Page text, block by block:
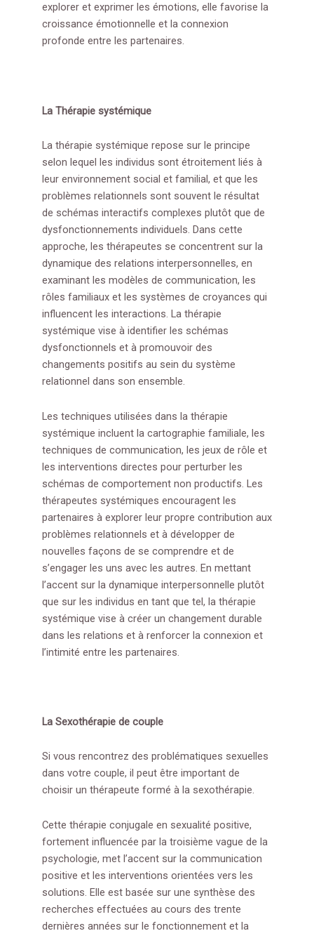
explorer et exprimer les émotions, elle favorise la
croissance émotionnelle et la connexion
profonde entre les partenaires.
La Thérapie systémique
La thérapie systémique repose sur le principe
selon lequel les individus sont étroitement liés à
leur environnement social et familial, et que les
problèmes relationnels sont souvent le résultat
de schémas interactifs complexes plutôt que de
dysfonctionnements individuels. Dans cette
approche, les thérapeutes se concentrent sur la
dynamique des relations interpersonnelles, en
examinant les modèles de communication, les
rôles familiaux et les systèmes de croyances qui
influencent les interactions. La thérapie
systémique vise à identifier les schémas
dysfonctionnels et à promouvoir des
changements positifs au sein du système
relationnel dans son ensemble.
Les techniques utilisées dans la thérapie
systémique incluent la cartographie familiale, les
techniques de communication, les jeux de rôle et
les interventions directes pour perturber les
schémas de comportement non productifs. Les
thérapeutes systémiques encouragent les
partenaires à explorer leur propre contribution aux
problèmes relationnels et à développer de
nouvelles façons de se comprendre et de
s’engager les uns avec les autres. En mettant
l’accent sur la dynamique interpersonnelle plutôt
que sur les individus en tant que tel, la thérapie
systémique vise à créer un changement durable
dans les relations et à renforcer la connexion et
l’intimité entre les partenaires.
La Sexothérapie de couple
Si vous rencontrez des problématiques sexuelles
dans votre couple, il peut être important de
choisir un thérapeute formé à la sexothérapie.
Cette thérapie conjugale en sexualité positive,
fortement influencée par la troisième vague de la
psychologie, met l’accent sur la communication
positive et les interventions orientées vers les
solutions. Elle est basée sur une synthèse des
recherches effectuées au cours des trente
dernières années sur le fonctionnement et la